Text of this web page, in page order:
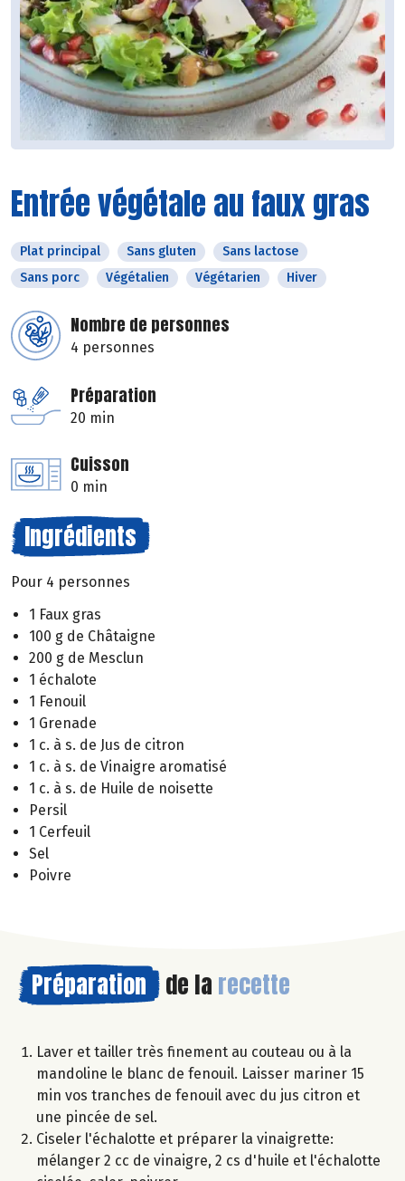
Entrée végétale au faux gras
Plat principal Sans gluten
Sans lactose
Sans porc
Végétalien Végétarien Hiver
Nombre de personnes
4 personnes
Préparation
20 min
Cuisson
0 min
Ingrédients
Pour 4 personnes
1 Faux gras
100 g de Châtaigne
200 g de Mesclun
1 échalote
1 Fenouil
1 Grenade
1 c. à s. de Jus de citron
1 c. à s. de Vinaigre aromatisé
1 c. à s. de Huile de noisette
Persil
1 Cerfeuil
Sel
Poivre
Préparation de la recette
Laver et tailler très finement au couteau ou à la
mandoline le blanc de fenouil. Laisser mariner 15
min vos tranches de fenouil avec du jus citron et
une pincée de sel.
Ciseler l'échalotte et préparer la vinaigrette:
mélanger 2 cc de vinaigre, 2 cs d'huile et l'échalotte